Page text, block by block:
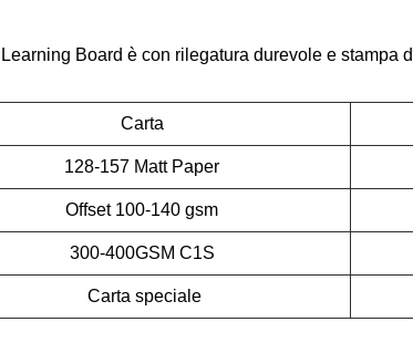
Board è con rilegatura durevole e
Carta
128-157 Matt Paper
Offset 100-140 gsm
300-400GSM C1S
Carta speciale